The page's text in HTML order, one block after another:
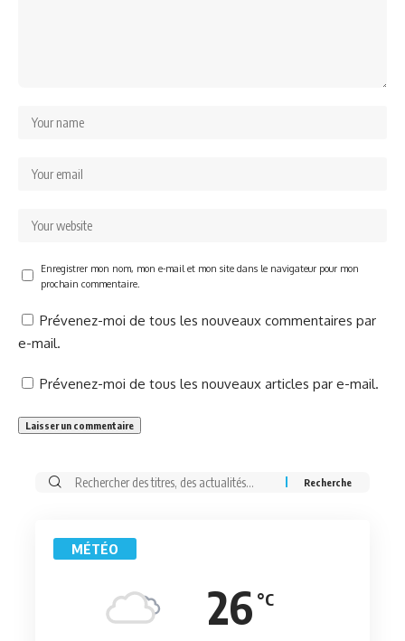
Enregistrer mon nom, mon e-mail et mon site dans le navigateur pour mon
prochain commentaire.
Prévenez-moi de tous les nouveaux commentaires par
e-mail.
Prévenez-moi de tous les nouveaux articles par e-mail.
Rechercher:
MÉTÉO
26 °C